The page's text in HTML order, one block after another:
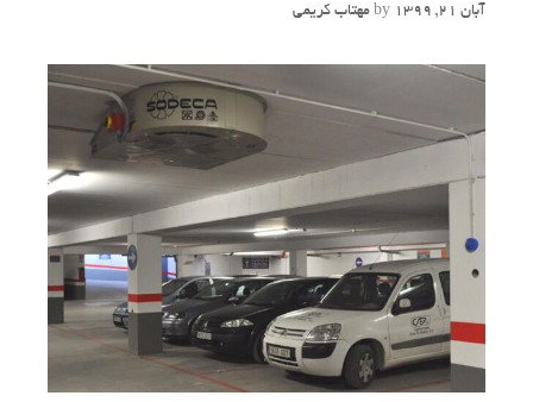
آبان 21, 1399 by مهتاب کریمی